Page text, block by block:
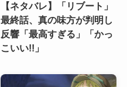
【ネタバレ】「リブート」
最終話、真の味方が判明し
反響「最高すぎる」「かっ
こいい!!」